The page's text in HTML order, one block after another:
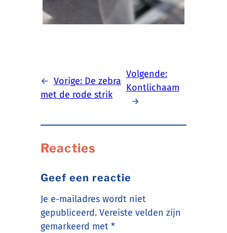
← Vorige: De zebra
met de rode strik
Volgende:
Kontlichaam
→
Reacties
Geef een reactie
Je e-mailadres wordt niet
gepubliceerd. Vereiste velden zijn
gemarkeerd met *